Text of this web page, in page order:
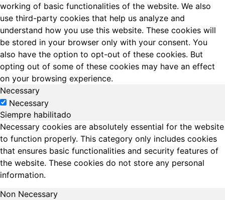
working of basic functionalities of the website. We also
use third-party cookies that help us analyze and
understand how you use this website. These cookies will
be stored in your browser only with your consent. You
also have the option to opt-out of these cookies. But
opting out of some of these cookies may have an effect
on your browsing experience.
Necessary
Necessary
Siempre habilitado
Necessary cookies are absolutely essential for the website
to function properly. This category only includes cookies
that ensures basic functionalities and security features of
the website. These cookies do not store any personal
information.
Non Necessary